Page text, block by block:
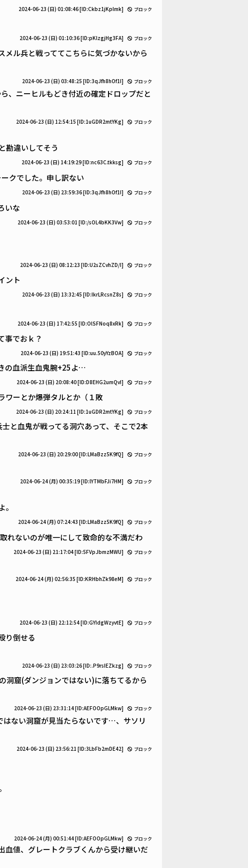
2024-06-23 (日) 01:08:46[ID:Ckbz1jKpImk] ブロック
2024-06-23 (日) 01:10:36[ID:pKlzgjHg3FA] ブロック
ル兵と戦っててこちらに気づかないから
2024-06-23 (日) 03:48:25 [ID:3qJfh8hOf1I] ブロック
、ニーヒルもどき付近の確定ドロップだと
2024-06-23 (日) 12:54:15 [ID:1uGDR2mtYKg] ブロック
勘違いしてそう
2024-06-23 (日) 14:19:29[ID:nc63C.tkksg] ブロック
クでした。申し訳ない
2024-06-23 (日) 23:59:36[ID:3qJfh8hOf1I] ブロック
いな
2024-06-23 (日) 03:53:01 [ID:/sOL4bKK3Vw] ブロック
2024-06-23 (日) 08:12:23 [ID:U2sZCvhZD/I] ブロック
ント
2024-06-23 (日) 13:32:45 [ID:IkrLRcsnZ8s] ブロック
2024-06-23 (日) 17:42:55 [ID:OlSFNoq8xRk] ブロック
事でおｋ？
2024-06-23 (日) 19:51:43 [ID:uu.50yYzBOA] ブロック
の血派生血鬼腕+25よ…
2024-06-23 (日) 20:08:40[ID:D8EHG2umQvI] ブロック
ワーとか爆弾タルとか（１敗
2024-06-23 (日) 20:24:11 [ID:1uGDR2mtYKg] ブロック
と血鬼が戦ってる洞穴あって、そこで2本
2024-06-23 (日) 20:29:00[ID:LMaBzz5K9fQ] ブロック
2024-06-24 (月) 00:35:19[ID:lYTMbFJi7HM] ブロック
2024-06-24 (月) 07:24:43 [ID:LMaBzz5K9fQ] ブロック
れないのが唯一にして致命的な不満だわ
2024-06-23 (日) 21:17:04[ID:5FVpJbmzMWU] ブロック
2024-06-24 (月) 02:56:35 [ID:KRHbhZk98eM] ブロック
2024-06-23 (日) 22:12:54[ID:GYIdgWzyvtE] ブロック
り倒せる
2024-06-23 (日) 23:03:26[ID:.P9rsIEZkzg] ブロック
洞窟(ダンジョンではない)に落ちてるから
2024-06-23 (日) 23:31:14[ID:AEFOOpGLMkw] ブロック
ない洞窟が見当たらないです…、サソリ
2024-06-23 (日) 23:56:21 [ID:3LbFb2mDE42] ブロック
2024-06-24 (月) 00:51:44[ID:AEFOOpGLMkw] ブロック
血値、グレートクラブくんから受け継いだ